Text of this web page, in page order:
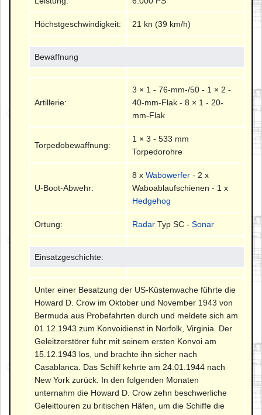
Höchstgeschwindigkeit: 21 kn (39 km/h)
Bewaffnung
Artillerie:
3 × 1 - 76-mm-/50 - 1 × 2 -
40-mm-Flak - 8 × 1 - 20-
mm-Flak
Torpedobewaffnung:
1 × 3 - 533 mm
Torpedorohre
U-Boot-Abwehr:
8 xWabowerfer - 2 x
Waboablaufschienen - 1 x
Hedgehog
Ortung: Radar Typ SC -Sonar
Einsatzgeschichte:
Unter einer Besatzung der US-Küstenwache führte die
Howard D. Crow im Oktober und November 1943 von
Bermuda aus Probefahrten durch und meldete sich am
01.12.1943 zum Konvoidienst in Norfolk, Virginia. Der
Geleitzerstörer fuhr mit seinem ersten Konvoi am
15.12.1943 los, und brachte ihn sicher nach
Casablanca. Das Schiff kehrte am 24.01.1944 nach
New York zurück. In den folgenden Monaten
unternahm die Howard D. Crow zehn beschwerliche
Geleittouren zu britischen Häfen, um die Schiffe die